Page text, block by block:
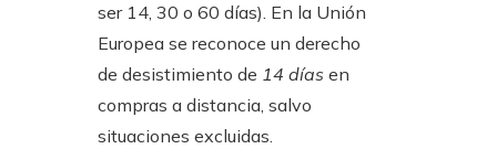
ser 14, 30 o 60 días). En la Unión
Europea se reconoce un derecho
de desistimiento de 14 días en
compras a distancia, salvo
situaciones excluidas.